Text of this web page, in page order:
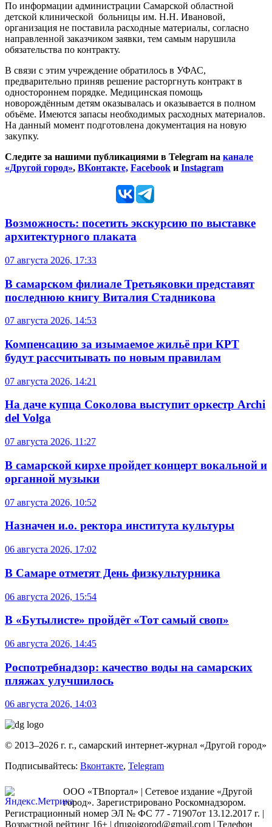
По информации администрации Самарской областной
детской клинической больницы им. Н.Н. Ивановой,
организация не поставила расходные материалы, согласно
направленной заказчиком заявки, тем самым нарушила
обязательства по контракту.
В связи с этим учреждение обратилось в УФАС,
предварительно приняв решение расторгнуть контракт в
одностороннем порядке. Медицинская помощь
новорождённым детям оказывалась и оказывается в полном
объёме. Имеются запасы необходимых расходных материалов.
На данный момент подготовлена документация на новую
закупку.
Следите за нашими публикациями в Telegram на канале
«Другой город», ВКонтакте, Facebook и Instagram
Возможность: посетить экскурсию по выставке
архитектурного плаката
07 августа 2026, 17:33
В самарском филиале Третьяковки представят
последнюю книгу Виталия Стадникова
07 августа 2026, 14:53
Компенсацию за изымаемое жильё при КРТ
будут рассчитывать по новым правилам
07 августа 2026, 14:21
На даче купца Соколова выступит оркестр Archi
del Volga
07 августа 2026, 11:27
В самарской кирхе пройдет концерт вокальной и
органной музыки
07 августа 2026, 10:52
Назначен и.о. ректора института культуры
06 августа 2026, 17:02
В Самаре отметят День физкультурника
06 августа 2026, 15:54
В «Бутылисте» пройдёт «Тот самый своп»
06 августа 2026, 14:45
Роспотребнадзор: качество воды на самарских
пляжах улучшилось
06 августа 2026, 14:03
© 2013–2026 г. г., самарский интернет-журнал «Другой город»
Подписывайтесь: Вконтакте, Telegram
ООО «ТВпортал» | Сетевое издание «Другой
город». Зарегистрировано Роскомнадзором.
Регистрационный номер ЭЛ № ФС 77 - 71907от 13.12.2017 г. |
Возрастной рейтинг 16+ | drugoigorod@gmail.com | Телефон